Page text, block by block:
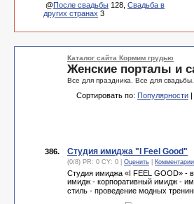
@После свадьбы 128, Свадьба в
других странах 3
Каталог сайта Кормим грудью
Женские порталы и
Все для праздника. Все для
Сортировать по: Популярности |
386. Студия имиджа "I Feel Good"
(0/8) PR: 0 CY: 0 | Оценить Комментарии
Студия имиджа «I FEEL GOOD» -
имидж - корпоративный имидж -
стиль - проведение модных